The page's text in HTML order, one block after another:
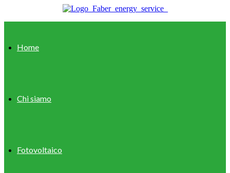
Home
Chi siamo
Fotovoltaico